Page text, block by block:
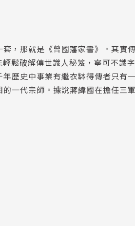
，那就是《曾國藩家書》。其實
鬆破解傳世識人秘笈，寧可不識
歷史中事業有繼衣缽得傳者只有
一代宗師。據說蔣緯國在擔任三